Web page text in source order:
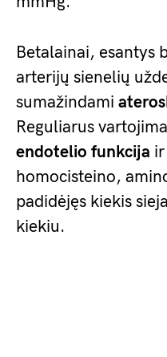
Betalainai, esantys
arterijų sienelių
sumažindami
Reguliarus
endotelio funkcija
homocisteino,
padidėjęs kiekis
kiekiu.